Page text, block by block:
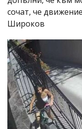
сочат, че
Широков